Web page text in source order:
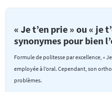
« Je t’en prie » ou « je
synonymes pour bien
Formule de politesse par excellence, «
employée à l’oral. Cependant, son
problèmes.